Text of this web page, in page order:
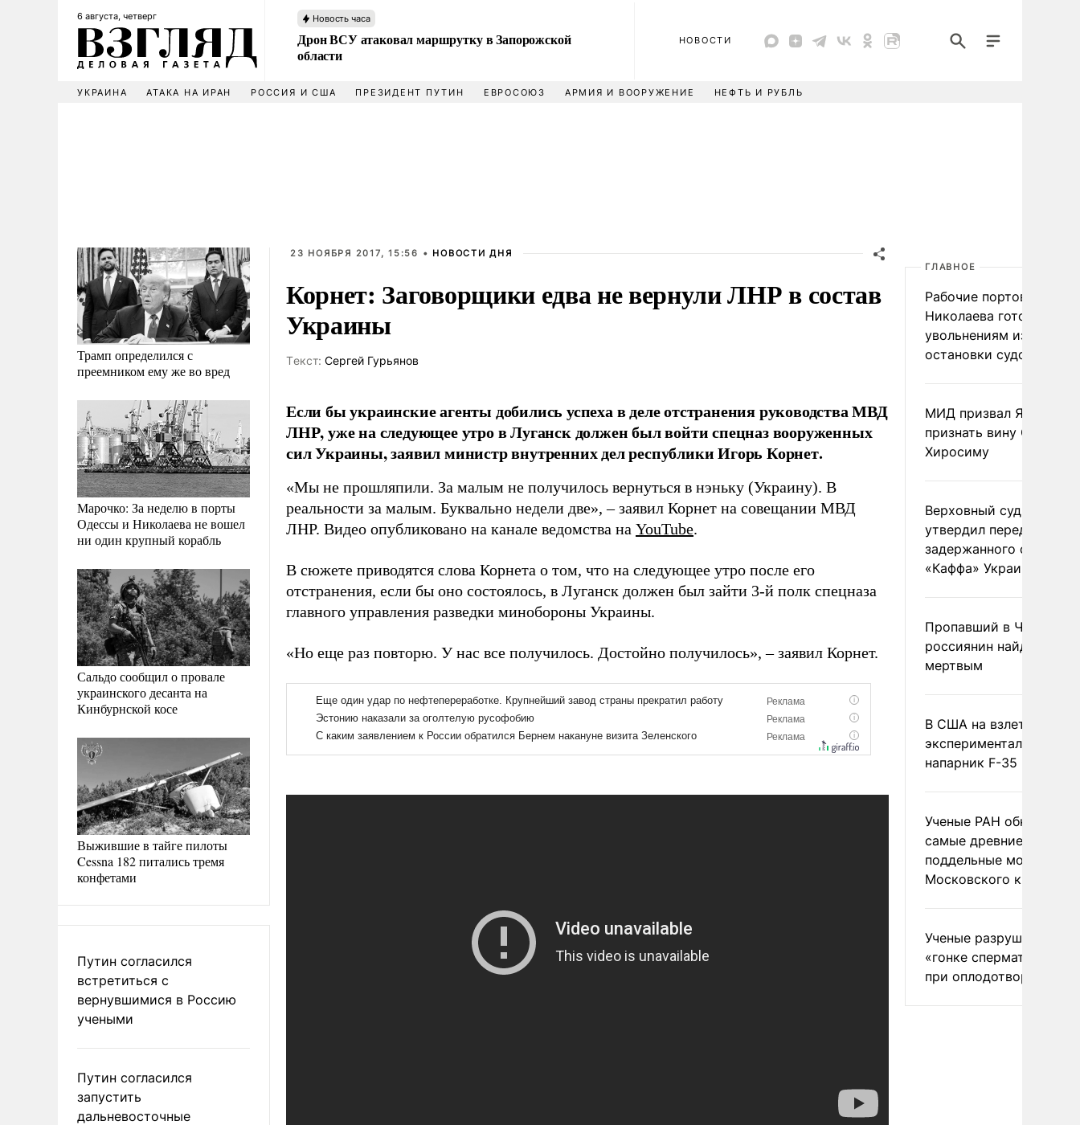
6 августа, четверг Новость часа
Дрон ВСУ атаковал маршрутку в Запорожской
области
НОВОСТИ
УКРАИНА АТАКА НА ИРАН РОССИЯ И США ПРЕЗИДЕНТ ПУТИН ЕВРОСОЮЗ АРМИЯ И ВООРУЖЕНИЕ НЕФТЬ И РУБЛЬ
Трамп определился с
преемником ему же во вред
Марочко: За неделю в порты
Одессы и Николаева не вошел
ни один крупный корабль
Сальдо сообщил о провале
украинского десанта на
Кинбурнской косе
Выжившие в тайге пилоты
Cessna 182 питались тремя
конфетами
Путин согласился
встретиться с
вернувшимися в Россию
учеными
Путин согласился
запустить
дальневосточные
23 НОЯБРЯ 2017, 15:56 • НОВОСТИ ДНЯ
Корнет: Заговорщики едва не вернули ЛНР в состав
Украины
Tекст: Сергей Гурьянов
Если бы украинские агенты добились успеха в деле отстранения руководства МВД
ЛНР, уже на следующее утро в Луганск должен был войти спецназ вооруженных
сил Украины, заявил министр внутренних дел республики Игорь Корнет.
«Мы не прошляпили. За малым не получилось вернуться в нэньку (Украину). В
реальности за малым. Буквально недели две», – заявил Корнет на совещании МВД
ЛНР. Видео опубликовано на канале ведомства на YouTube.
В сюжете приводятся слова Корнета о том, что на следующее утро после его
отстранения, если бы оно состоялось, в Луганск должен был зайти 3-й полк спецназа
главного управления разведки минобороны Украины.
«Но еще раз повторю. У нас все получилось. Достойно получилось», – заявил Корнет.
ГЛАВНОЕ
Рабочие портов
Николаева готовятся к
увольнениям из-за
остановки судоходства
МИД призвал Японию
признать вину США за
Хиросиму
Верховный суд Швеции
утвердил передачу
задержанного
«Каффа» Украине
Пропавший в
россиянин найден
мертвым
В США на взлете
экспериментальный
напарник F-35
Ученые РАН
самые древние
поддельные монеты
Московского
Ученые разрушили миф
«гонке
при оплодотворении